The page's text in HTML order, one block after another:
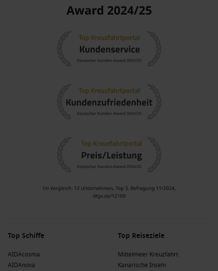
Top Schiffe
AIDAcosma
AIDAnova
Top Reiseziele
Mittelmeer Kreuzfahrt
Kanarische Inseln